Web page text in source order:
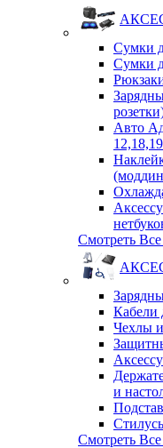
Сумки
Сумки
Авто
Смотреть
Кабели
Чехлы
и
Смотреть